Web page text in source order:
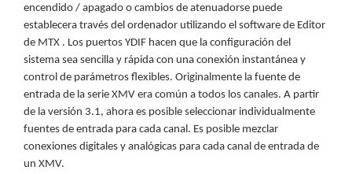
Video
RecordersProfesionales
-
CajaPTZTérmicasWiFi
/ 4G /
Inalámbricas
Cámaras
y DVRs
HD
TurboHD
encendido / apagado o cambios de atenuadorse puede
establecera través del ordenador utilizando el software de Editor
de MTX . Los puertos YDIF hacen que la configuración del
sistema sea sencilla y rápida con una conexión instantánea y
control de parámetros flexibles. Originalmente la fuente de
entrada de la serie XMV era común a todos los canales. A partir
de la versión 3.1, ahora es posible seleccionar individualmente
fuentes de entrada para cada canal. Es posible mezclar
conexiones digitales y analógicas para cada canal de entrada de
un XMV.